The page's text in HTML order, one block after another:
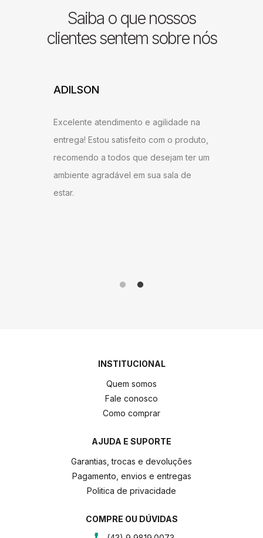
Saiba o que nossos
clientes sentem sobre nós
ADILSON
Excelente atendimento e agilidade na
entrega! Estou satisfeito com o produto,
recomendo a todos que desejam ter um
ambiente agradável em sua sala de
estar.
INSTITUCIONAL
Quem somos
Fale conosco
Como comprar
AJUDA E SUPORTE
Garantias, trocas e devoluções
Pagamento, envios e entregas
Politica de privacidade
COMPRE OU DÚVIDAS